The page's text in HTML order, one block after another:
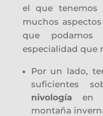
el que tenemos
muchos
que
especialidad que
Por un lado,
suficientes
nivologíaen
montaña